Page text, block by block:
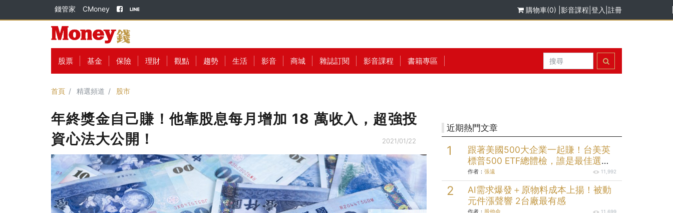
錢管家 CMoney 購物車(0) 影音課程 登入 註冊
股票 基金 保險 理財 觀點 趨勢 生活 影音 商城 雜誌訂閱 影音課程 書籍專區
首頁 精選頻道 股市
年終獎金自己賺！他靠股息每月增加 18 萬收入，超強投
資心法大公開！
2021/01/22
近期熱門文章
跟著美國500大企業一起賺！台美英
標普500 ETF總體檢，誰是最佳選
擇？
作者： 張遠 11,992
AI需求爆發＋原物料成本上揚！被動
元件漲聲響 2台廠最有感
作者： 股他命 11,699